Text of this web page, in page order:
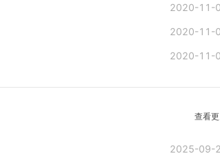
2020-11-
2020-11-
2020-11-
查看
2025-09-